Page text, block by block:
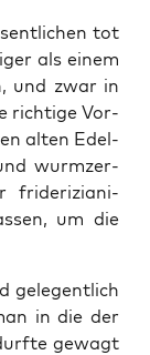
tot
als einem
und zwar in
rich­ti­ge Vor­
alten Edel­
wurm­zer­
fri­de­ri­zia­ni­
um die
gele­gent­lich
in die der
gewagt